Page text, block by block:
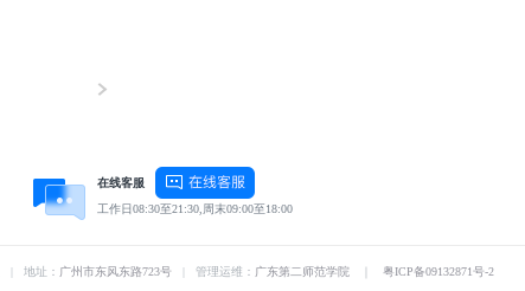
在线客服
工作日08:30至21:30,周末09:00至18:00
| 地址： 广州市东风东路723号| 管理运维： 广东第二师范学院｜ 粤ICP备09132871号-2